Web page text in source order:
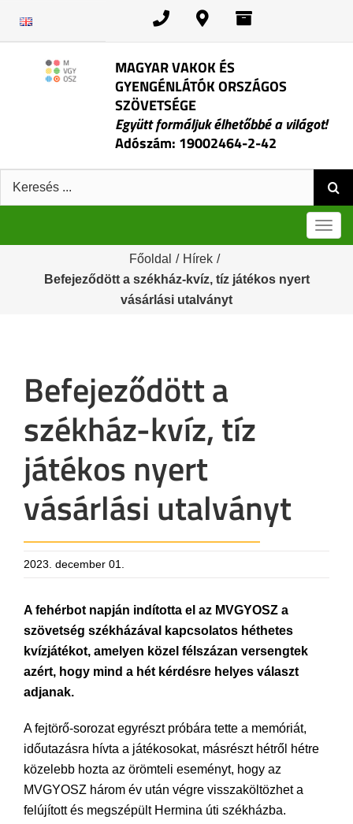
MAGYAR VAKOK ÉS
GYENGÉNLÁTÓK ORSZÁGOS
SZÖVETSÉGE
Együtt formáljuk élhetőbbé a világot!
Adószám: 19002464-2-42
Keresés:
Főoldal / Hírek /
Befejeződött a székház-kvíz, tíz játékos nyert
vásárlási utalványt
Befejeződött a
székház-kvíz, tíz
játékos nyert
vásárlási utalványt
2023. december 01.
A fehérbot napján indította el az MVGYOSZ a
szövetség székházával kapcsolatos héthetes
kvízjátékot, amelyen közel félszázan versengtek
azért, hogy mind a hét kérdésre helyes választ
adjanak.
A fejtörő-sorozat egyrészt próbára tette a memóriát,
időutazásra hívta a játékosokat, másrészt hétről hétre
közelebb hozta az örömteli eseményt, hogy az
MVGYOSZ három év után végre visszaköltözhet a
felújított és megszépült Hermina úti székházba.